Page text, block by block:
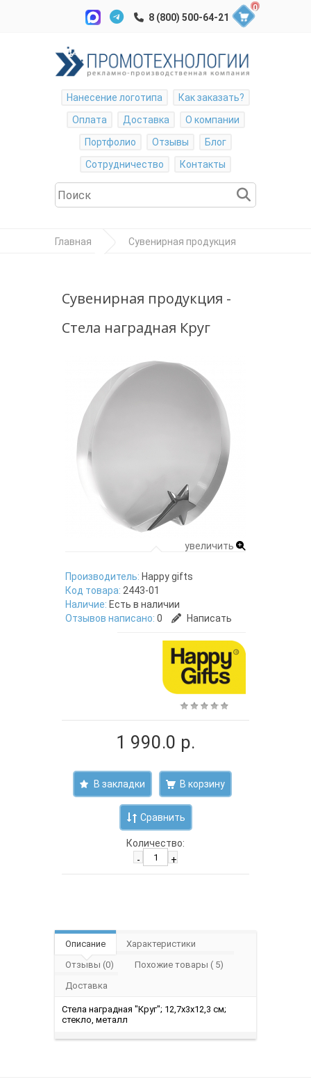
0
Нанесение логотипа
Как заказать?
Оплата
Доставка
О компании
Портфолио
Отзывы
Блог
Сотрудничество
Контакты
Главная Сувенирная продукция
"Круг"
Сувенирная продукция -
Стела наградная Круг
увеличить
Производитель: Happy gifts
Код товара: 2443-01
Наличие: Есть в наличии
Отзывов написано: 0 Написать
1 990.0 р.
В закладки
Сравнить
Количество:
-
+
Описание
Характеристики
Отзывы (0)
Похожие товары ( 5)
Доставка
Стела наградная "Круг"; 12,7х3х12,3 см;
стекло, металл